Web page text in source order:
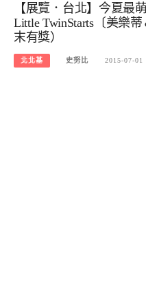
【展覽．台北】今夏最
Little TwinStarts〔美樂
末有獎）
北北基 史努比 2015-07-01